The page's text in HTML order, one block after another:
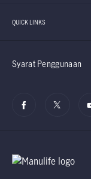
QUICK LINKS
Syarat Penggunaan